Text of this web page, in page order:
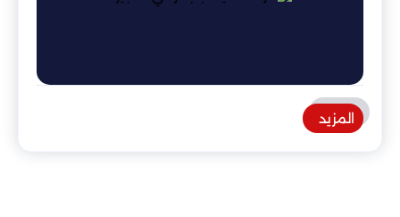
المزيد